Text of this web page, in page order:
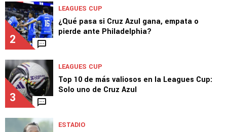
2
LEAGUES CUP
¿Qué pasa si Cruz Azul gana, empata o
pierde ante Philadelphia?
3
LEAGUES CUP
Top 10 de más valiosos en la Leagues Cup:
Solo uno de Cruz Azul
ESTADIO